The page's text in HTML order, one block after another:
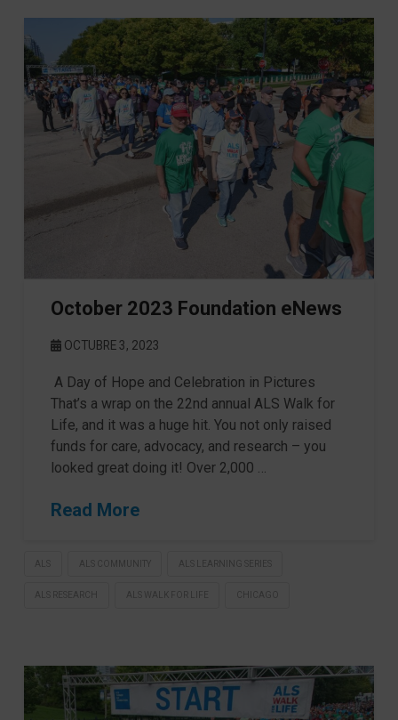
October 2023 Foundation eNews
OCTUBRE 3, 2023
A Day of Hope and Celebration in Pictures
That’s a wrap on the 22nd annual ALS Walk for
Life, and it was a huge hit. You not only raised
funds for care, advocacy, and research – you
looked great doing it! Over 2,000 …
Read More
ALS ALS COMMUNITY ALS LEARNING SERIES
ALS RESEARCH ALS WALK FOR LIFE CHICAGO